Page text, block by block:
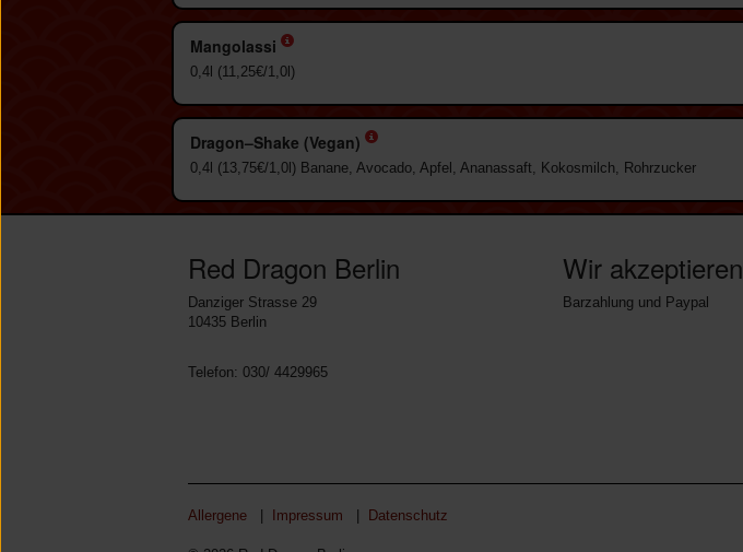
Mangolassi
0,4l (11,25€/1,0l)
Dragon–Shake (Vegan)
0,4l (13,75€/1,0l) Banane, Avocado, Apfel, Ananassaft, Kokosmilch, Rohrzucker
Red Dragon Berlin
Danziger Strasse 29
10435 Berlin
Telefon: 030/ 4429965
Wir akzeptieren
Barzahlung und Paypal
Allergene Impressum Datenschutz